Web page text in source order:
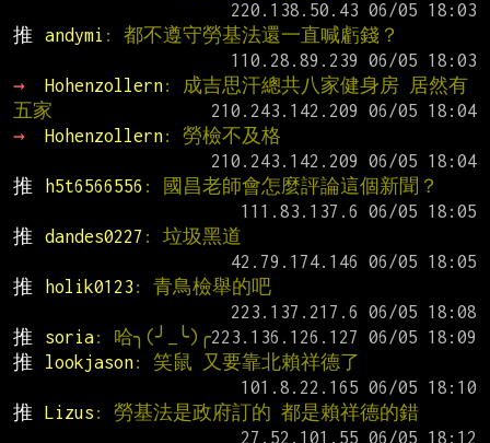
推
andymi : 都不遵守勞基法還一直喊虧錢？
→
Hohenzollern: 成吉思汗總共八家健身房 居然有
五家
→
Hohenzollern: 勞檢不及格
推
h5t6566556 : 國昌老師會怎麼評論這個新聞？
推
dandes0227 : 垃圾黑道
推
holik0123 : 青鳥檢舉的吧
推
soria: 哈╮(╯_╰)╭
推
lookjason: 笑鼠 又要靠北賴祥德了
推
Lizus : 勞基法是政府訂的 都是賴祥德的錯